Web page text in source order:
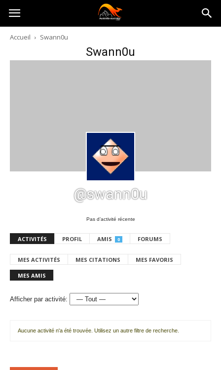
Australia-
australie.com
Accueil Swann0u
Swann0u
@swann0u
Pas d’activité récente
ACTIVITÉS PROFIL AMIS 0 FORUMS
MES ACTIVITÉS MES CITATIONS MES FAVORIS
MES AMIS
Afficher par activité:
Aucune activité n'a été trouvée. Utilisez un autre filtre de recherche.